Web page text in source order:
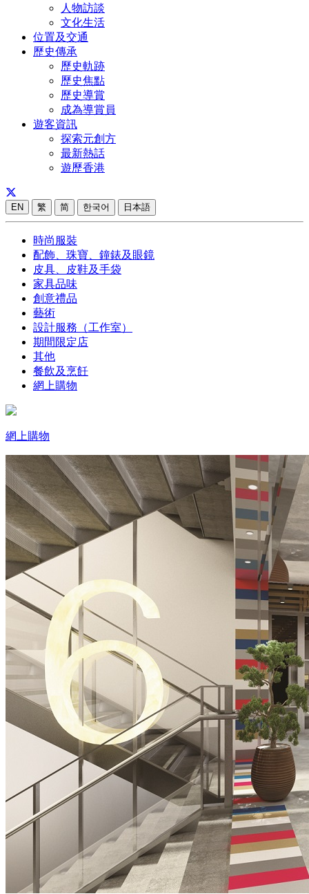
人物訪談
文化生活
位置及交通
歷史傳承
歷史軌跡
歷史焦點
歷史導賞
成為導賞員
遊客資訊
探索元創方
最新熱話
遊歷香港
EN 繁 简 한국어 日本語
時尚服裝
配飾、珠寶、鐘錶及眼鏡
皮具、皮鞋及手袋
家具品味
創意禮品
藝術
設計服務（工作室）
期間限定店
其他
餐飲及烹飪
網上購物
網上購物